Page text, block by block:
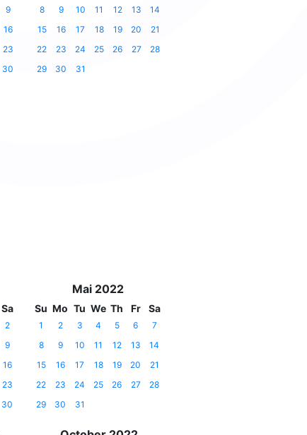
9
16
23
30
8
9 10 11 12 13
14
15
16 17 18 19 20
21
22
23 24 25 26 27
28
29
30 31
Sa
2
9
16
23
30
Mai 2022
Su Mo Tu We Th Fr Sa
1 2 3 4 5 6
7
8
9 10 11 12 13
14
15
16 17 18 19 20
21
22
23 24 25 26 27
28
29
30 31